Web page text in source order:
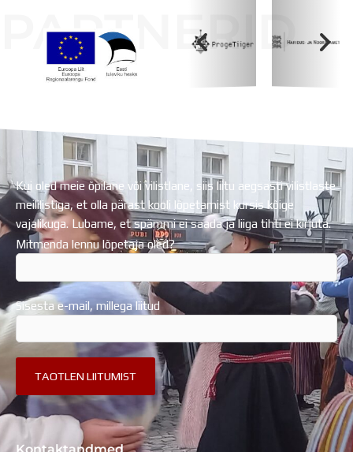
PARTNERID
Kui oled meie õpilane või vilistlane, siis liitu aegsasti vilistlaste
meililistiga, et olla pärast kooli lõpetamist kursis kõige
vajalikuga. Lubame, et spämmi ei saada ja liiga tihti ei kirjuta.
Mitmenda lennu lõpetaja oled?
Sisesta e-mail, millega liitud
Kontaktandmed